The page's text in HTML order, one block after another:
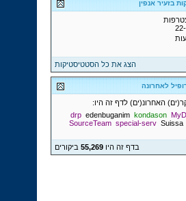
בזעיר אנפין
הצג את כל הסטטיסטיקות
לאחרונה
drp edenbuganim kondason
SourceTeam special-serv Suissa
בדף זה היו55,269 ביקורים